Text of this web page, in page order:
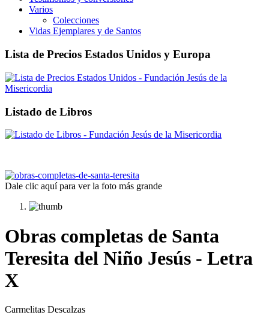
Varios
Colecciones
Vidas Ejemplares y de Santos
Lista de Precios Estados Unidos y Europa
Listado de Libros
Dale clic aquí para ver la foto más grande
Obras completas de Santa
Teresita del Niño Jesús - Letra
X
Carmelitas Descalzas